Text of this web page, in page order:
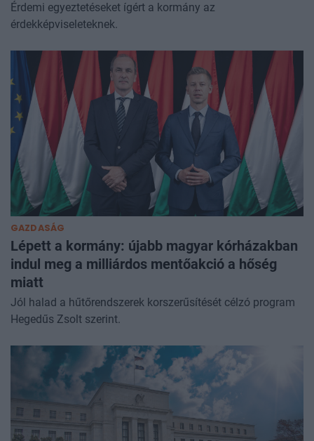
Érdemi egyeztetéseket ígért a kormány az
érdekképviseleteknek.
GAZDASÁG
Lépett a kormány: újabb magyar kórházakban
indul meg a milliárdos mentőakció a hőség
miatt
Jól halad a hűtőrendszerek korszerűsítését célzó program
Hegedűs Zsolt szerint.